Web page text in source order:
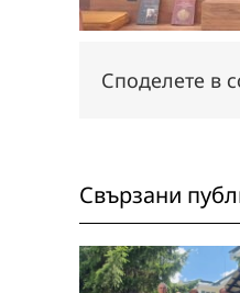
Споделете в
Свързани